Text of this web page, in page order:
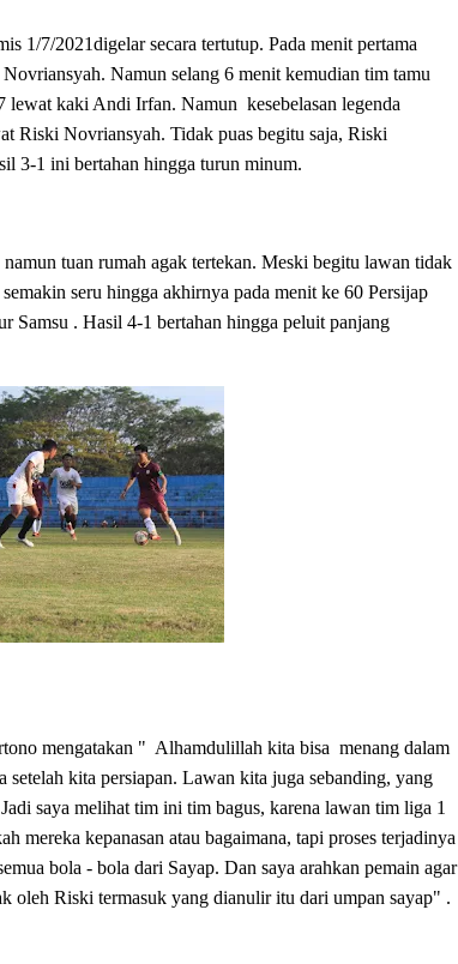
1/7/2021digelar secara tertutup. Pada menit pertama
Namun selang 6 menit kemudian tim tamu
lewat kaki Andi Irfan. Namun kesebelasan legenda
Riski Novriansyah. Tidak puas begitu saja, Riski
3-1 ini bertahan hingga turun minum.
tuan rumah agak tertekan. Meski begitu lawan tidak
seru hingga akhirnya pada menit ke 60 Persijap
Samsu . Hasil 4-1 bertahan hingga peluit panjang
mengatakan " Alhamdulillah kita bisa menang dalam
kita persiapan. Lawan kita juga sebanding, yang
saya melihat tim ini tim bagus, karena lawan tim liga 1
mereka kepanasan atau bagaimana, tapi proses terjadinya
bola - bola dari Sayap. Dan saya arahkan pemain agar
oleh Riski termasuk yang dianulir itu dari umpan sayap" .